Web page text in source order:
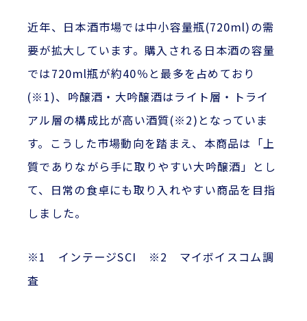
近年、日本酒市場では中小容量瓶(720ml)の需
要が拡大しています。購入される日本酒の容量
では720ml瓶が約40％と最多を占めており
(※1)、吟醸酒・大吟醸酒はライト層・トライ
アル層の構成比が高い酒質(※2)となっていま
す。こうした市場動向を踏まえ、本商品は「上
質でありながら手に取りやすい大吟醸酒」とし
て、日常の食卓にも取り入れやすい商品を目指
しました。
※1 インテージSCI ※2 マイボイスコム調
査